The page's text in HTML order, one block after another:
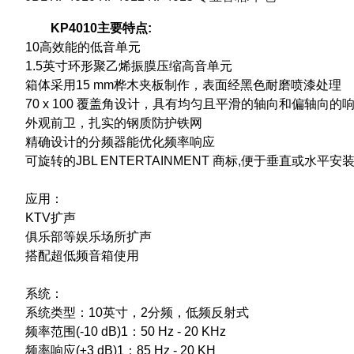
KP4010主要特点:
10高效能的低音单元
1.5英寸环形聚乙烯振膜压缩高音单元
箱体采用15 mm桦木夹板制作，表面经黑色耐磨喷漆处理
70 x 100 覆盖角设计，具有均匀且平滑的轴向和偏轴向的
外观前卫，扎实的钢质防护铁网
精确设计的分频器能优化频率响应
可旋转的JBL ENTERTAINMENT 商标,便于垂直或水平安装
应用：
KTV扩声
俱乐部等娱乐场所扩声
搭配超低频音箱使用
系统：
系统类型：10英寸，2分频，低频反射式
频率范围(-10 dB)1：50 Hz - 20 KHz
频率响应(±3 dB)1：85 Hz - 20 KH